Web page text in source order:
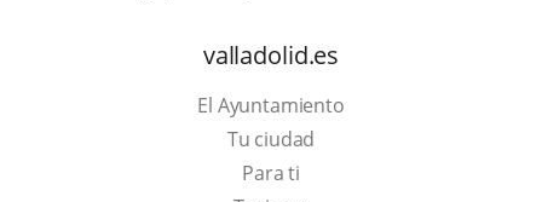
valladolid.es
El Ayuntamiento
Tu ciudad
Para ti